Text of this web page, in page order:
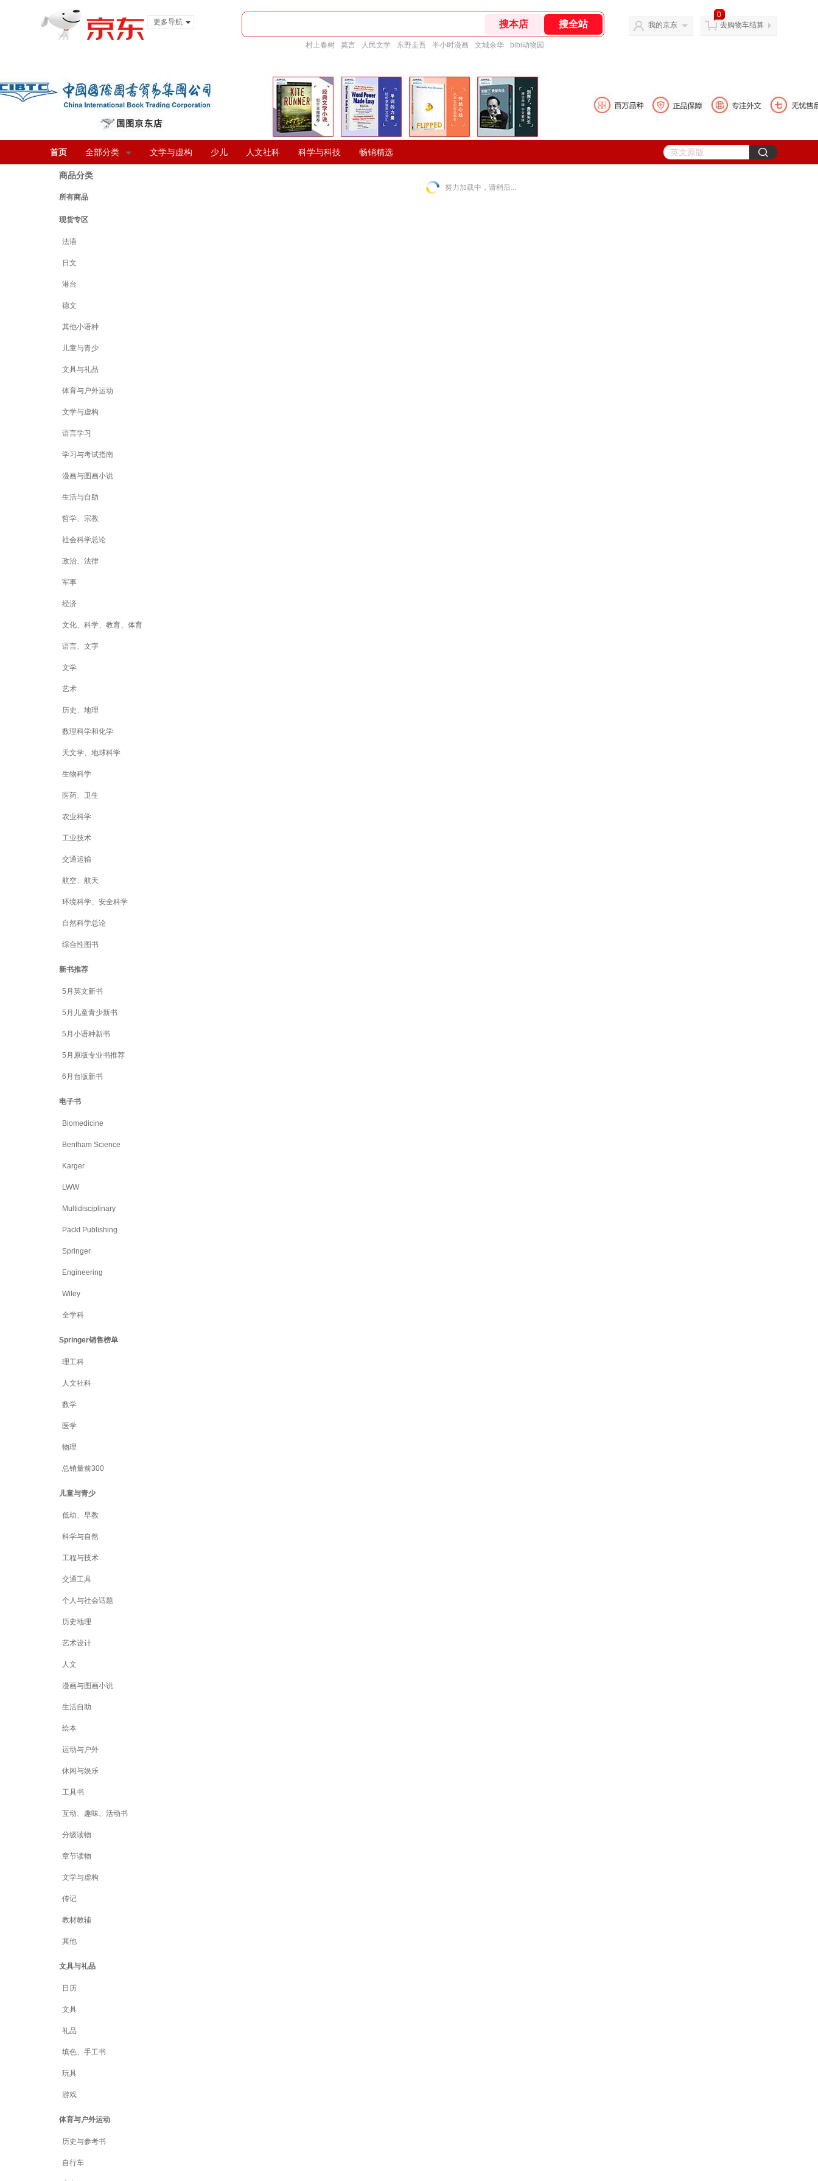
更多导航
村上春树 莫言 人民文学 东野圭吾 半小时漫画 文城余华 bibi动物园
我的京东
0
去购物车结算
首页 全部分类 文学与虚构 少儿 人文社科 科学与科技 畅销精选
商品分类
所有商品
现货专区
法语
日文
港台
德文
其他小语种
儿童与青少
文具与礼品
体育与户外运动
文学与虚构
语言学习
学习与考试指南
漫画与图画小说
生活与自助
哲学、宗教
社会科学总论
政治、法律
军事
经济
文化、科学、教育、体育
语言、文字
文学
艺术
历史、地理
数理科学和化学
天文学、地球科学
生物科学
医药、卫生
农业科学
工业技术
交通运输
航空、航天
环境科学、安全科学
自然科学总论
综合性图书
新书推荐
5月英文新书
5月儿童青少新书
5月小语种新书
5月原版专业书推荐
6月台版新书
电子书
Biomedicine
Bentham Science
Karger
LWW
Multidisciplinary
Packt Publishing
Springer
Engineering
Wiley
全学科
Springer销售榜单
理工科
人文社科
数学
医学
物理
总销量前300
儿童与青少
低幼、早教
科学与自然
工程与技术
交通工具
个人与社会话题
历史地理
艺术设计
人文
漫画与图画小说
生活自助
绘本
运动与户外
休闲与娱乐
工具书
互动、趣味、活动书
分级读物
章节读物
文学与虚构
传记
教材教辅
其他
文具与礼品
日历
文具
礼品
填色、手工书
玩具
游戏
体育与户外运动
历史与参考书
自行车
努力加载中，请稍后...